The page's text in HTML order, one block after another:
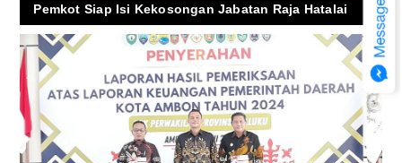
Pemkot Siap Isi Kekosongan Jabatan Raja Hatalai